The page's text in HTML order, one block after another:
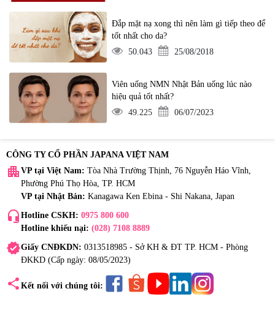
Đắp mặt nạ xong thì nên làm gì tiếp theo để
tốt nhất cho da?
50.043
25/08/2018
Viên uống NMN Nhật Bản uống lúc nào
hiệu quả tốt nhất?
49.225
06/07/2023
CÔNG TY CỔ PHẦN JAPANA VIỆT NAM
apartment VP tại Việt Nam: Tòa Nhà Trường Thịnh, 76 Nguyễn Háo Vĩnh,
Phường Phú Thọ Hòa, TP. HCM
VP tại Nhật Bản: Kanagawa Ken Ebina - Shi Nakana, Japan
headset_mic Hotline CSKH: 0975 800 600
Hotline khiếu nại: (028) 7108 8889
verifiedGiấy CNĐKDN: 0313518985 - Sở KH & ĐT TP. HCM - Phòng
ĐKKD (Cấp ngày: 08/05/2023)
share Kết nối với chúng tôi: